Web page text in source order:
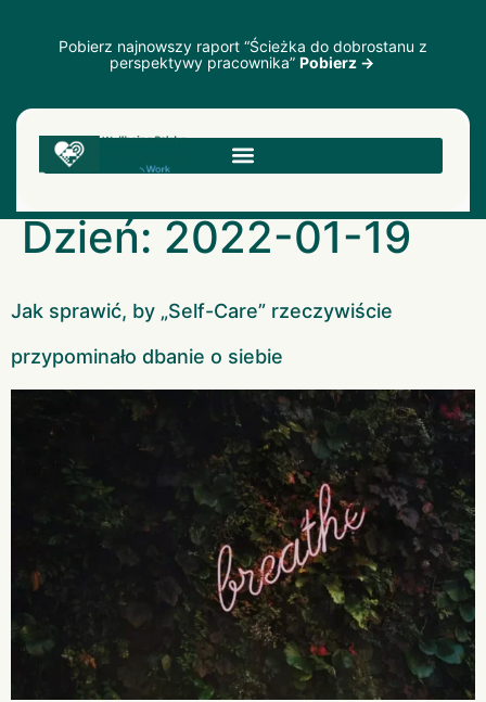
Pobierz najnowszy raport “Ścieżka do dobrostanu z
perspektywy pracownika” Pobierz →
Dzień:2022-01-19
Jak sprawić, by „Self-Care” rzeczywiście
przypominało dbanie o siebie